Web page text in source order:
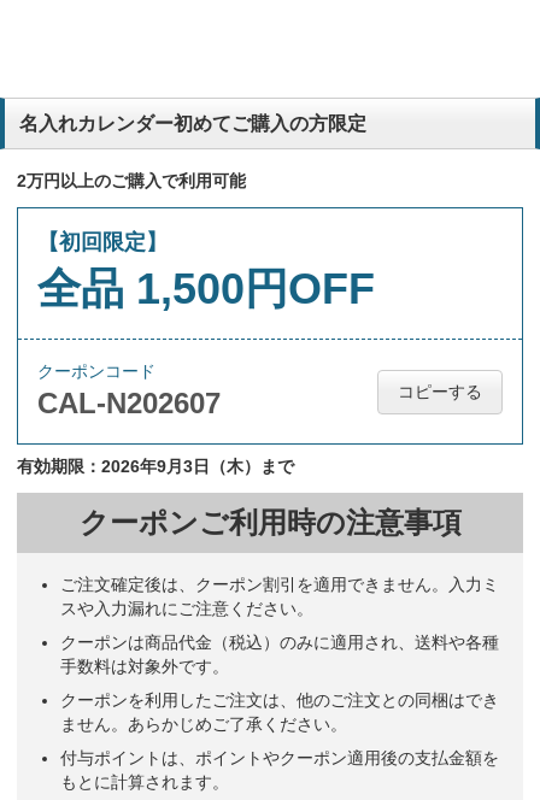
名入れカレンダー初めてご購入の方限定
2万円以上のご購入で利用可能
【初回限定】
全品 1,500円OFF
クーポンコード
CAL-N202607 コピーする
有効期限：2026年9月3日（木）まで
クーポンご利用時の注意事項
ご注文確定後は、クーポン割引を適用できません。入力ミ
スや入力漏れにご注意ください。
クーポンは商品代金（税込）のみに適用され、送料や各種
手数料は対象外です。
クーポンを利用したご注文は、他のご注文との同梱はでき
ません。あらかじめご了承ください。
付与ポイントは、ポイントやクーポン適用後の支払金額を
もとに計算されます。